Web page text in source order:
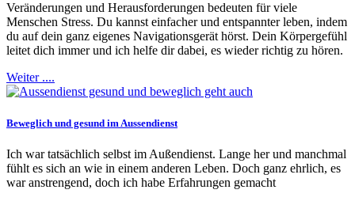
Veränderungen und Herausforderungen bedeuten für viele
Menschen Stress. Du kannst einfacher und entspannter leben, indem
du auf dein ganz eigenes Navigationsgerät hörst. Dein Körpergefühl
leitet dich immer und ich helfe dir dabei, es wieder richtig zu hören.
Weiter ....
Beweglich und gesund im Aussendienst
Ich war tatsächlich selbst im Außendienst. Lange her und manchmal
fühlt es sich an wie in einem anderen Leben. Doch ganz ehrlich, es
war anstrengend, doch ich habe Erfahrungen gemacht